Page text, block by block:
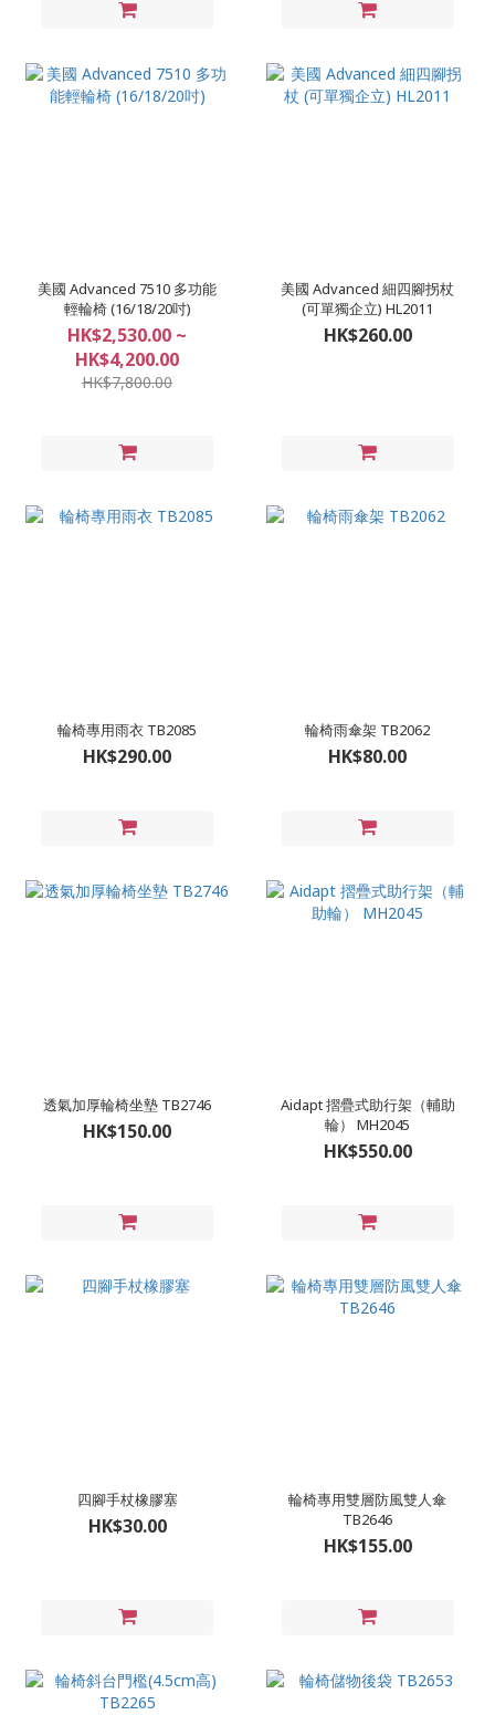
美國 Advanced 7510 多功能
輕輪椅 (16/18/20吋)
HK$2,530.00 ~
HK$4,200.00
HK$7,800.00
美國 Advanced 細四腳拐杖
(可單獨企立) HL2011
HK$260.00
輪椅專用雨衣 TB2085
HK$290.00
輪椅雨傘架 TB2062
HK$80.00
透氣加厚輪椅坐墊 TB2746
HK$150.00
Aidapt 摺疊式助行架（輔助
輪） MH2045
HK$550.00
四腳手杖橡膠塞
HK$30.00
輪椅專用雙層防風雙人傘
TB2646
HK$155.00